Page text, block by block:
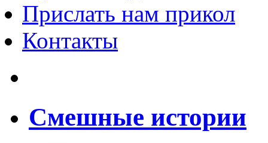
Прислать нам прикол
Контакты
Смешные истории